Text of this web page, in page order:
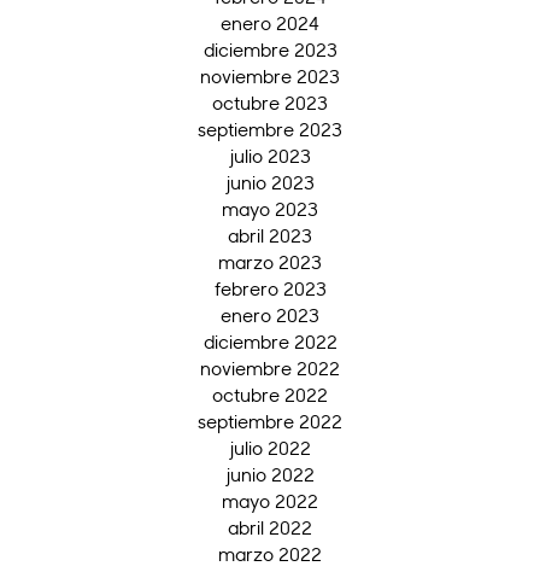
enero 2024
diciembre 2023
noviembre 2023
octubre 2023
septiembre 2023
julio 2023
junio 2023
mayo 2023
abril 2023
marzo 2023
febrero 2023
enero 2023
diciembre 2022
noviembre 2022
octubre 2022
septiembre 2022
julio 2022
junio 2022
mayo 2022
abril 2022
marzo 2022